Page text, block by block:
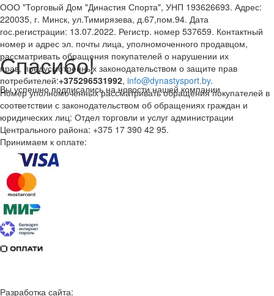
ООО "Торговый Дом "Династия Спорта", УНП 193626693. Адрес:
220035, г. Минск, ул.Тимирязева, д.67,пом.94. Дата
гос.регистрации: 13.07.2022. Регистр. номер 537659. Контактный
номер и адрес эл. почты лица, уполномоченного продавцом,
рассматривать обращения покупателей о нарушении их
прав, предусмотренных законодательством о защите прав
потребителей:+375296531992, info@dynastysport.by.
Номер уполномоченных рассматривать обращения покупателей в
соответствии с законодательством об обращениях граждан и
юридических лиц: Отдел торговли и услуг администрации
Центрального района: +375 17 390 42 95.
Принимаем к оплате:
Разработка сайта:
Спасибо!
Вы успешно подписались на новости нашей компании